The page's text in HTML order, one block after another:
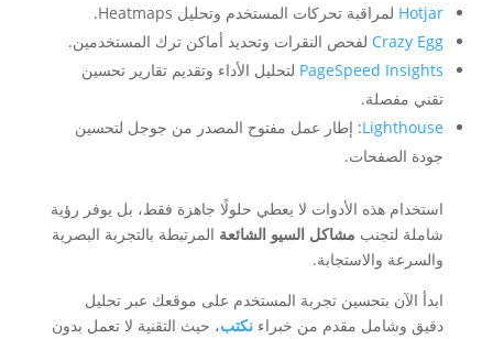
Hotjar لمراقبة تحركات المستخدم وتحليل Heatmaps.
Crazy Egg لفحص النقرات وتحديد أماكن ترك المستخدمين.
PageSpeed Insights لتحليل الأداء وتقديم تقارير تحسين
تقني مفصلة.
Lighthouse: إطار عمل مفتوح المصدر من جوجل لتحسين
جودة الصفحات.
استخدام هذه الأدوات لا يعطي حلولًا جاهزة فقط، بل يوفر رؤية
شاملة لتجنب مشاكل السيو الشائعة المرتبطة بالتجربة البصرية
والسرعة والاستجابة.
ابدأ الآن بتحسين تجربة المستخدم على موقعك عبر تحليل
دقيق وشامل مقدم من خبراء نكتب، حيث التقنية لا تعمل بدون